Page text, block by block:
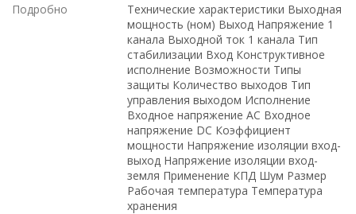
Подробно
Технические характеристики Выходная
мощность (ном) Выход Напряжение 1
канала Выходной ток 1 канала Тип
стабилизации Вход Конструктивное
исполнение Возможности Типы
защиты Количество выходов Тип
управления выходом Исполнение
Входное напряжение AC Входное
напряжение DC Коэффициент
мощности Напряжение изоляции вход-
выход Напряжение изоляции вход-
земля Применение КПД Шум Размер
Рабочая температура Температура
хранения